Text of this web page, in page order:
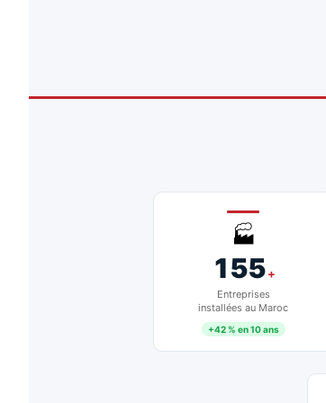
🏭
155+
Entreprises
installées au Maroc
+42 % en 10 ans